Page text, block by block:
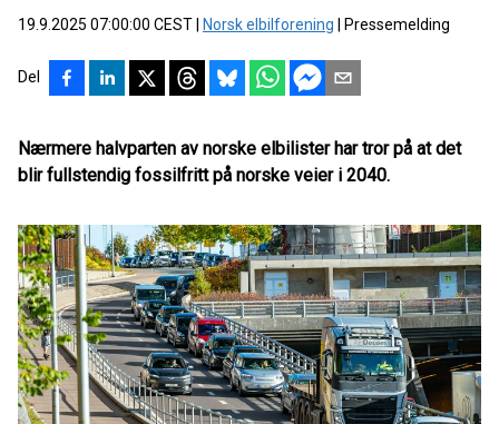
19.9.2025 07:00:00 CEST Norsk elbilforening Pressemelding
Del
Nærmere halvparten av norske elbilister har tror på at det
blir fullstendig fossilfritt på norske veier i 2040.